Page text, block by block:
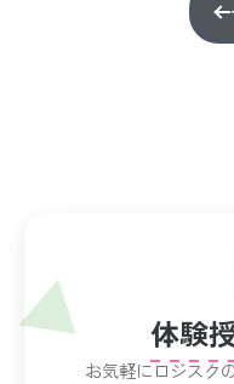
体験
お気軽にロジスク